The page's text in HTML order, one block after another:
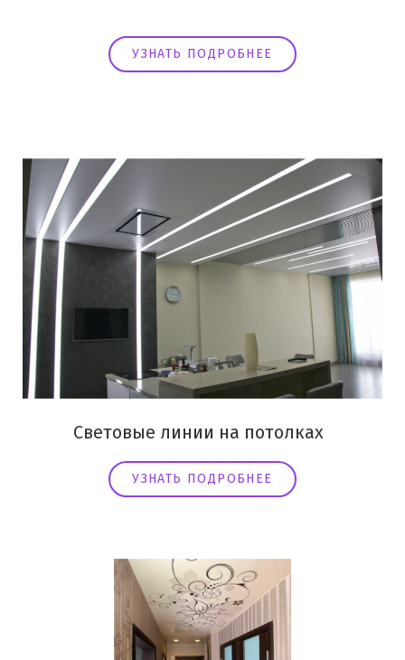
УЗНАТЬ ПОДРОБНЕЕ
Световые линии на потолках
УЗНАТЬ ПОДРОБНЕЕ